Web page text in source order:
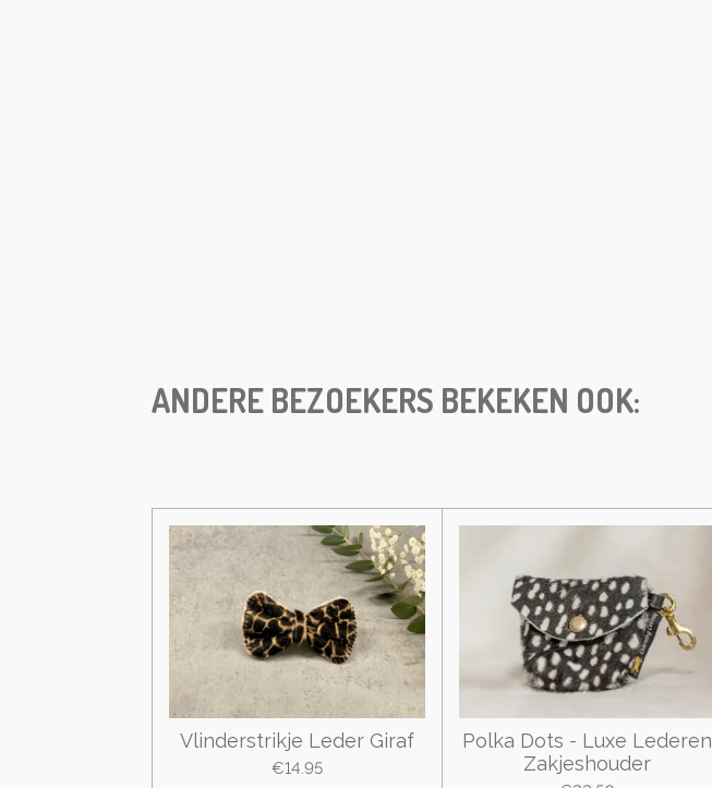
ANDERE BEZOEKERS BEKEKEN OOK:
Vlinderstrikje Leder Giraf
€14.95
Polka Dots - Luxe Lederen
Zakjeshouder